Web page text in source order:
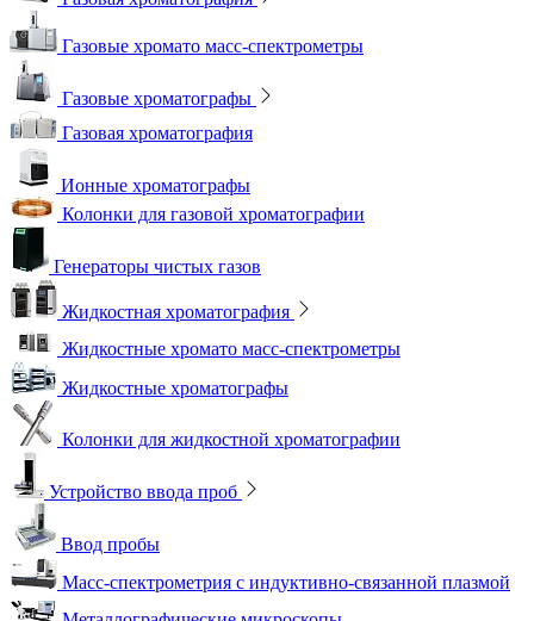
Газовые хромато масс-спектрометры
Газовые хроматографы
Газовая хроматография
Ионные хроматографы
Колонки для газовой хроматографии
Генераторы чистых газов
Жидкостная хроматография
Жидкостные хромато масс-спектрометры
Жидкостные хроматографы
Колонки для жидкостной хроматографии
Устройство ввода проб
Ввод пробы
Масс-спектрометрия с индуктивно-связанной плазмой